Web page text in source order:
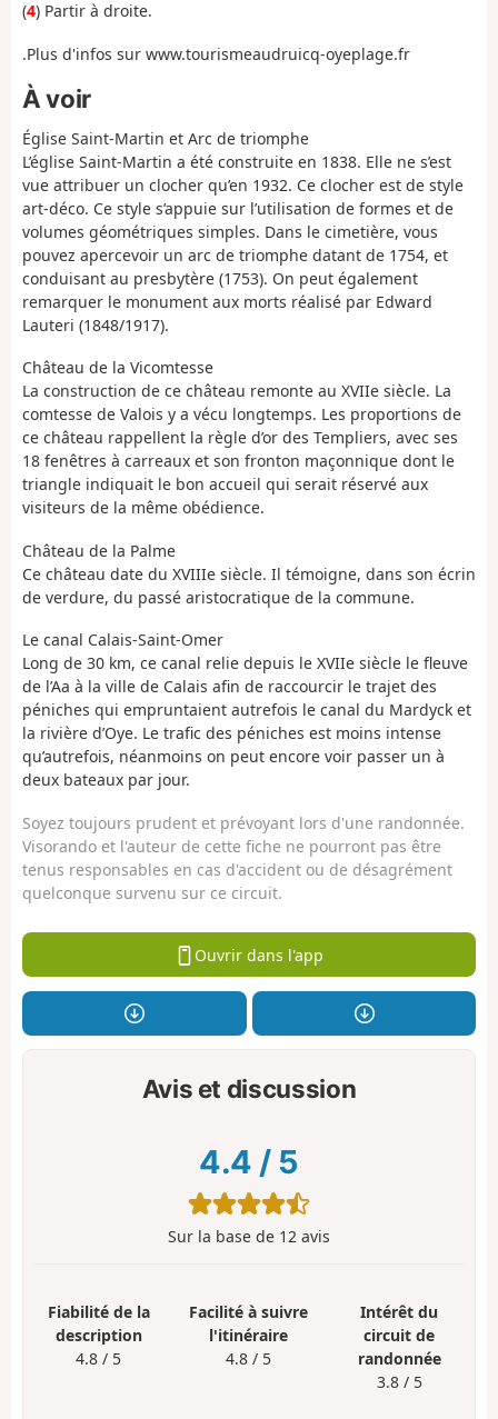
(4) Partir à droite.
.Plus d'infos sur www.tourismeaudruicq-oyeplage.fr
À voir
Église Saint-Martin et Arc de triomphe
L’église Saint-Martin a été construite en 1838. Elle ne s’est
vue attribuer un clocher qu’en 1932. Ce clocher est de style
art-déco. Ce style s’appuie sur l’utilisation de formes et de
volumes géométriques simples. Dans le cimetière, vous
pouvez apercevoir un arc de triomphe datant de 1754, et
conduisant au presbytère (1753). On peut également
remarquer le monument aux morts réalisé par Edward
Lauteri (1848/1917).
Château de la Vicomtesse
La construction de ce château remonte au XVIIe siècle. La
comtesse de Valois y a vécu longtemps. Les proportions de
ce château rappellent la règle d’or des Templiers, avec ses
18 fenêtres à carreaux et son fronton maçonnique dont le
triangle indiquait le bon accueil qui serait réservé aux
visiteurs de la même obédience.
Château de la Palme
Ce château date du XVIIIe siècle. Il témoigne, dans son écrin
de verdure, du passé aristocratique de la commune.
Le canal Calais-Saint-Omer
Long de 30 km, ce canal relie depuis le XVIIe siècle le fleuve
de l’Aa à la ville de Calais afin de raccourcir le trajet des
péniches qui empruntaient autrefois le canal du Mardyck et
la rivière d’Oye. Le trafic des péniches est moins intense
qu’autrefois, néanmoins on peut encore voir passer un à
deux bateaux par jour.
Soyez toujours prudent et prévoyant lors d'une randonnée.
Visorando et l'auteur de cette fiche ne pourront pas être
tenus responsables en cas d'accident ou de désagrément
quelconque survenu sur ce circuit.
Ouvrir dans l'app
Avis et discussion
4.4 / 5
Sur la base de 12 avis
Fiabilité de la
description
4.8 / 5
Facilité à suivre
l'itinéraire
4.8 / 5
Intérêt du
circuit de
randonnée
3.8 / 5